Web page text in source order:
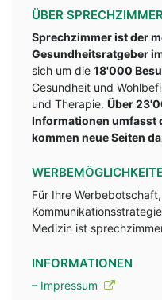
ÜBER
Sprechzimmer ist der
Gesundheitsratgeber
sich um die 18'000
Gesundheit und
und Therapie. Über
Informationen umfasst
kommen neue Seiten
Für Ihre
Medizin ist
INFORMATIONEN
– Impressum